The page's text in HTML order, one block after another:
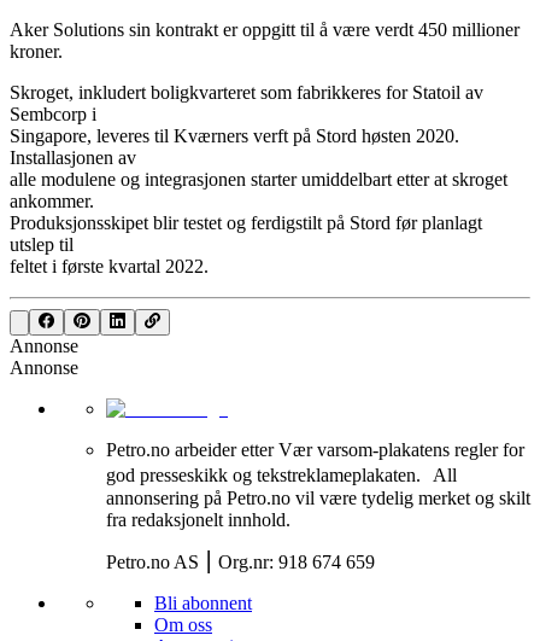
Aker Solutions sin kontrakt er oppgitt til å være verdt 450 millioner
kroner.
Skroget, inkludert boligkvarteret som fabrikkeres for Statoil av
Sembcorp i
Singapore, leveres til Kværners verft på Stord høsten 2020.
Installasjonen av
alle modulene og integrasjonen starter umiddelbart etter at skroget
ankommer.
Produksjonsskipet blir testet og ferdigstilt på Stord før planlagt
utslep til
feltet i første kvartal 2022.
Annonse
Annonse
Petro.no arbeider etter Vær varsom-plakatens regler for
god presseskikk og tekstreklameplakaten. All
annonsering på Petro.no vil være tydelig merket og skilt
fra redaksjonelt innhold.
Petro.no AS ⎮ Org.nr: 918 674 659
Bli abonnent
Om oss